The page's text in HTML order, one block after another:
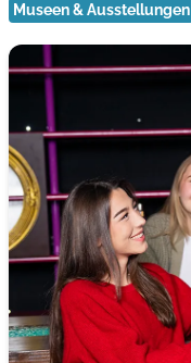
Museen & Ausstellungen